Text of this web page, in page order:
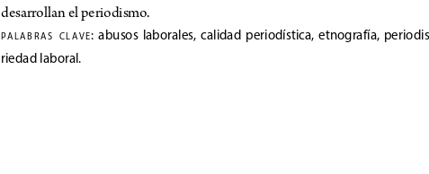
desarrollan el periodismo.
p A l A b r A s c l A v e :  abusos  laborales,  calidad  periodística,  etnografía,
riedad laboral.